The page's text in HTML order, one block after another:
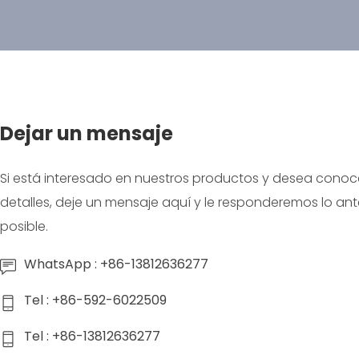
Dejar un mensaje
Si está interesado en nuestros productos y desea
detalles, deje un mensaje aquí y le responderemos lo
posible.
WhatsApp : +86-13812636277
Tel : +86-592-6022509
Tel : +86-13812636277